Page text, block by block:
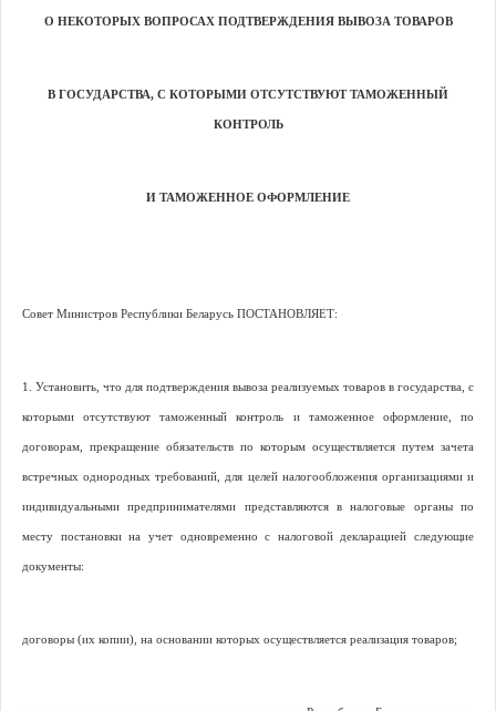
О НЕКОТОРЫХ ВОПРОСАХ ПОДТВЕРЖДЕНИЯ ВЫВОЗА ТОВАРОВ
В ГОСУДАРСТВА, С КОТОРЫМИ ОТСУТСТВУЮТ ТАМОЖЕННЫЙ
КОНТРОЛЬ
И ТАМОЖЕННОЕ ОФОРМЛЕНИЕ
Совет Министров Республики Беларусь ПОСТАНОВЛЯЕТ:
1. Установить, что для подтверждения вывоза реализуемых товаров в государства, с
которыми отсутствуют таможенный контроль и таможенное оформление, по
договорам, прекращение обязательств по которым осуществляется путем зачета
встречных однородных требований, для целей налогообложения организациями и
индивидуальными предпринимателями представляются в налоговые органы по
месту постановки на учет одновременно с налоговой декларацией следующие
документы:
договоры (их копии), на основании которых осуществляется реализация товаров;